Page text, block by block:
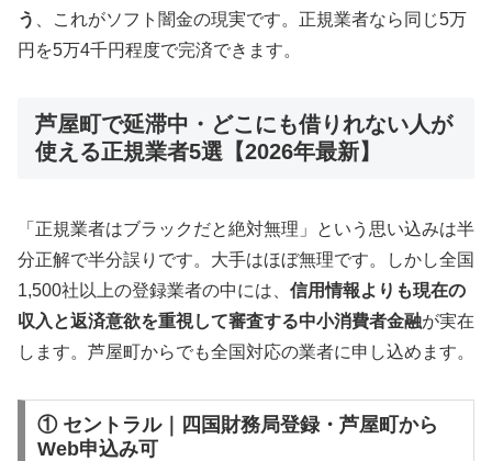
う
、これがソフト闇金の現実です。正規業者なら同じ5万
円を5万4千円程度で完済できます。
芦屋町で延滞中・どこにも借りれない人が
使える正規業者5選【2026年最新】
「正規業者はブラックだと絶対無理」という思い込みは半
分正解で半分誤りです。大手はほぼ無理です。しかし全国
1,500社以上の登録業者の中には、 信用情報よりも現在の
収入と返済意欲を重視して審査する中小消費者金融が実在
します。芦屋町からでも全国対応の業者に申し込めます。
① セントラル｜四国財務局登録・芦屋町から
Web申込み可